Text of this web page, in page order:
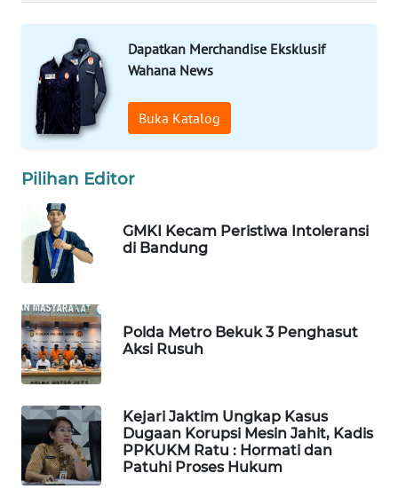
Dapatkan Merchandise Eksklusif
Wahana News
Buka Katalog
Pilihan Editor
GMKI Kecam Peristiwa Intoleransi
di Bandung
Polda Metro Bekuk 3 Penghasut
Aksi Rusuh
Kejari Jaktim Ungkap Kasus
Dugaan Korupsi Mesin Jahit, Kadis
PPKUKM Ratu : Hormati dan
Patuhi Proses Hukum
BEKASI
WN
BOGOR
WN
DEPOK
WN
TAPANULI
UTARA
WN
SAMOSIR
WN
PADANG
LAWAS
WN